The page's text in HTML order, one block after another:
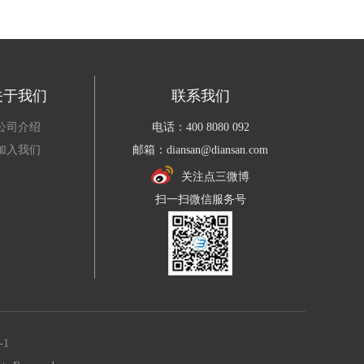
于我们
司介绍
入我们
联系我们
电话：400 8080 092
邮箱：diansan@diansan.com
关注点三微博
扫一扫微信服务号
1